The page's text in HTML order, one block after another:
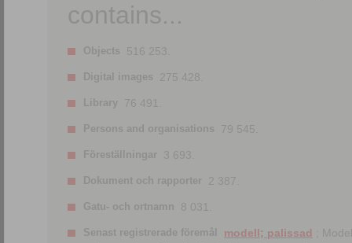
contains...
Objects 516 253.
Digital images 275 428.
Library 76 491.
Persons and organisations 79 545.
Föreställningar 3 693.
Dokument och rapporter 2 387.
Gatu- och ortnamn 8 031.
Senast registrerade föremål modell; palissad
;